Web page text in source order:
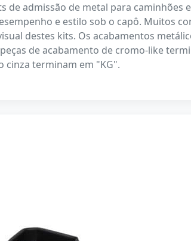
de admissão de metal para caminhões
e estilo sob o capô. Muitos
destes kits. Os acabamentos
de acabamento de cromo-like
cinza terminam em "KG".